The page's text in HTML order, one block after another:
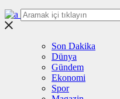
Son Dakika
Dünya
Gündem
Ekonomi
Spor